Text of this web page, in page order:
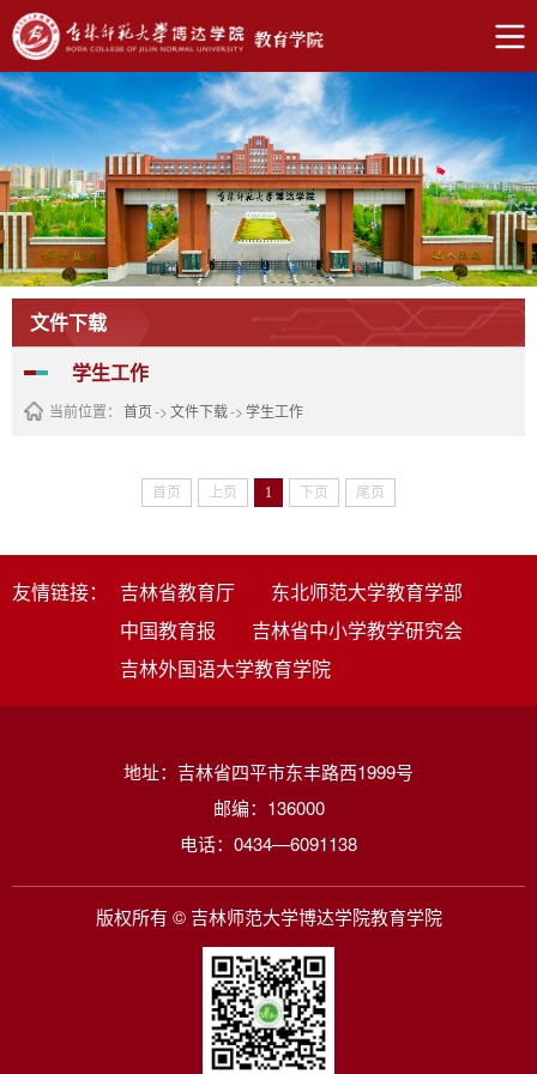
文件下载
学生工作
当前位置： 首页-> 文件下载-> 学生工作
首页 上页 1 下页 尾页
友情链接： 吉林省教育厅
东北师范大学教育学部
中国教育报
吉林省中小学教学研究会
吉林外国语大学教育学院
地址：吉林省四平市东丰路西1999号
邮编：136000
电话：0434—6091138
版权所有 © 吉林师范大学博达学院教育学院